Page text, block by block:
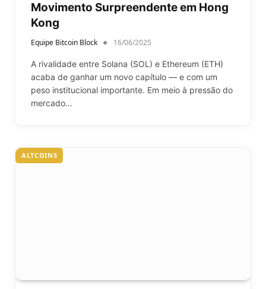
Movimento Surpreendente em Hong
Kong
Equipe Bitcoin Block 16/06/2025
A rivalidade entre Solana (SOL) e Ethereum (ETH)
acaba de ganhar um novo capítulo — e com um
peso institucional importante. Em meio à pressão do
mercado…
ALTCOINS